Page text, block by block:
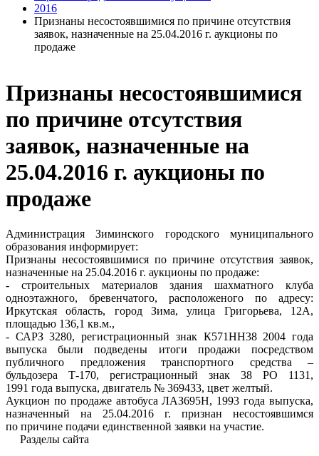
Признаны несостоявшимися
по причине отсутствия
заявок, назначенные на
25.04.2016 г. аукционы по
продаже
Администрация Зиминского городского муниципального
образования информирует:
Признаны несостоявшимися по причине отсутствия заявок,
назначенные на 25.04.2016 г. аукционы по продаже:
- строительных материалов здания шахматного клуба
одноэтажного, бревенчатого, расположеного по адресу:
Иркутская область, город Зима, улица Григорьева, 12А,
площадью 136,1 кв.м.,
- САРЗ 3280, регистрационный знак К571НН38 2004 года
выпуска были подведены итоги продажи посредством
публичного предложения транспортного средства –
бульдозера Т-170, регистрационный знак 38 РО 1131,
1991 года выпуска, двигатель № 369433, цвет желтый.
Аукцион по продаже автобуса ЛАЗ695Н, 1993 года выпуска,
назначенный на 25.04.2016 г. признан несостоявшимся
по причине подачи единственной заявки на участие.
Разделы сайта
2016
Признаны несостоявшимися по причине отсутствия
заявок, назначенные на 25.04.2016 г. аукционы по
продаже